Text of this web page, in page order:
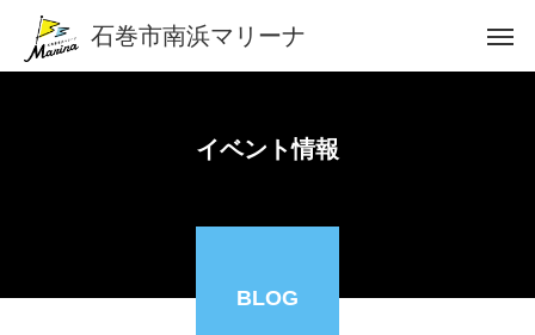
石巻市南浜マリーナ
イベント情報
BLOG